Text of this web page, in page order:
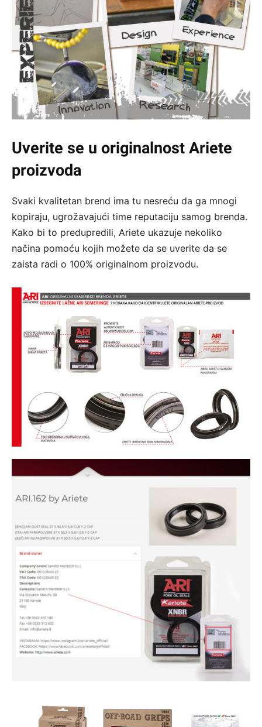
Uverite se u originalnost Ariete
proizvoda
Svaki kvalitetan brend ima tu nesreću da ga mnogi
kopiraju, ugrožavajući time reputaciju samog brenda.
Kako bi to predupredili, Ariete ukazuje nekoliko
načina pomoću kojih možete da se uverite da se
zaista radi o 100% originalnom proizvodu.